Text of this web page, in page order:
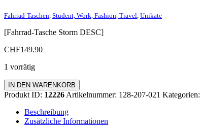
Fahrrad-Taschen Student, Work, Fashion, Travel Unikate
[Fahrrad-Tasche Storm DESC]
CHF149.90
1 vorrätig
Fahrrad-
Tasche
Menge
IN DEN WARENKORB
Produkt ID: 12226 Artikelnummer: 128-207-021 Kategorien:
Beschreibung
Zusätzliche Informationen